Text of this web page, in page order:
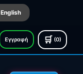
English
Εγγραφή 🛒 (0)